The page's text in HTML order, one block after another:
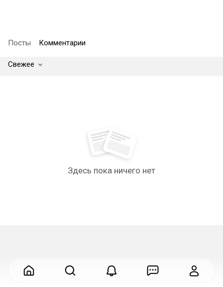
Посты Комментарии
Свежее
Здесь пока ничего нет